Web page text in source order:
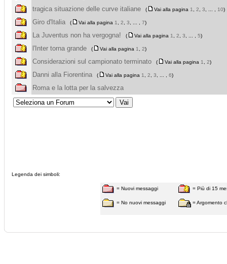
tragica situazione delle curve italiane
( Vai alla pagina 1 2 3 10)
Giro d'Italia ( Vai alla pagina 1 2 3 7)
La Juventus non ha vergogna! ( Vai alla pagina 1 2 3 5)
l'Inter torna grande ( Vai alla pagina 1 2)
Considerazioni sul campionato terminato ( Vai alla pagina 1 2)
Danni alla Fiorentina ( Vai alla pagina 1 2 3 6)
Roma e la lotta per la salvezza
Legenda dei simboli:
= Nuovi messaggi
= No nuovi messaggi
= Più di 15
= Argomento